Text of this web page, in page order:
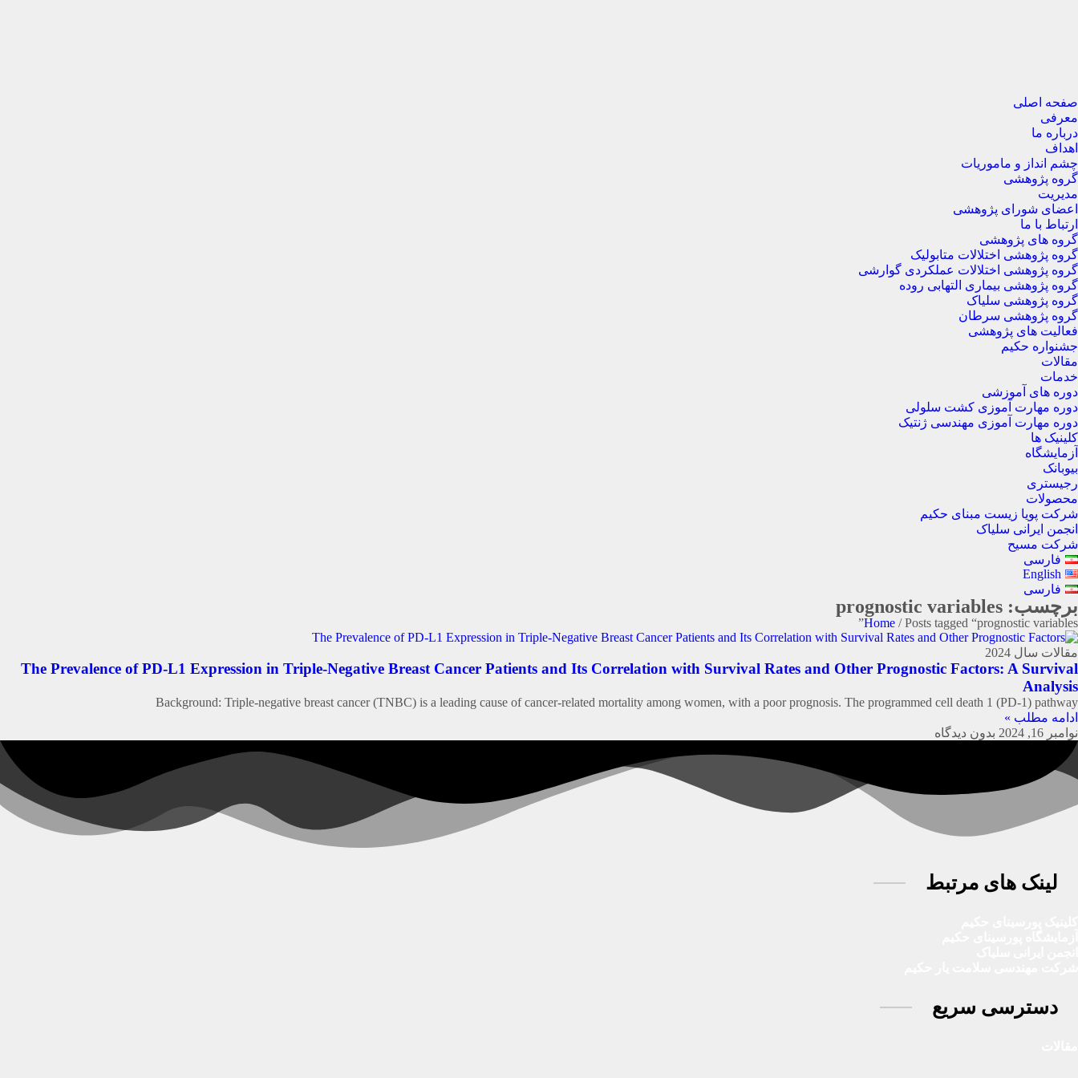
صفحه اصلی
معرفی
درباره ما
اهداف
چشم انداز و ماموریات
گروه پژوهشی
مدیریت
اعضای شورای پژوهشی
ارتباط با ما
گروه های پژوهشی
گروه پژوهشی اختلالات متابولیک
گروه پژوهشی اختلالات عملکردی گوارشی
گروه پژوهشی بیماری التهابی روده
گروه پژوهشی سلیاک
گروه پژوهشی سرطان
فعالیت های پژوهشی
جشنواره حکیم
مقالات
خدمات
دوره های آموزشی
دوره مهارت آموزی کشت سلولی
دوره مهارت آموزی مهندسی ژنتیک
کلینیک ها
آزمایشگاه
بیوبانک
رجیستری
محصولات
شرکت پویا زیست مبنای حکیم
انجمن ایرانی سلیاک
شرکت مسیح
فارسی
English
فارسی
برچسب: prognostic variables
Home / Posts tagged “prognostic variables”
مقالات سال 2024
The Prevalence of PD‑L1 Expression in Triple‑Negative Breast Cancer Patients and Its Correlation with Survival Rates and Other Prognostic Factors: A Survival
Analysis
Background: Triple‑negative breast cancer (TNBC) is a leading cause of cancer‑related mortality among women, with a poor prognosis. The programmed cell death 1 (PD‑1) pathway
ادامه مطلب »
نوامبر 16, 2024
بدون دیدگاه
لینک های مرتبط
دسترسی سریع